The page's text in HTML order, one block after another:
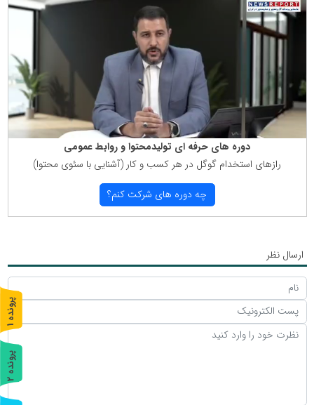
دوره های حرفه ای تولیدمحتوا و روابط عمومی
رازهای استخدام گوگل در هر كسب و كار (آشنایی با سئوی محتوا)
چه دوره های شركت كنم؟
ارسال نظر
پ
ر
و
ن
د
ه
1
پ
ر
و
ن
د
ه
2